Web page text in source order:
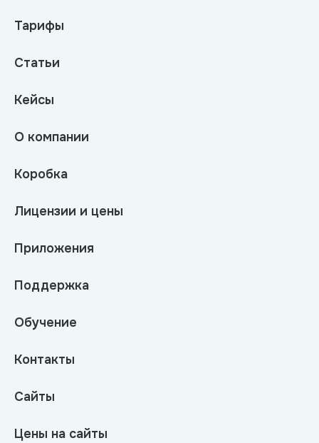
Тарифы
Статьи
Кейсы
О компании
Коробка
Лицензии и цены
Приложения
Поддержка
Обучение
Контакты
Сайты
Цены на сайты